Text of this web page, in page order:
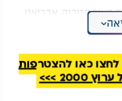
בעיר קזוריה, אדריאנו
ביצעו ניסיונות
מותו.
כאן להצטרפות
>>>